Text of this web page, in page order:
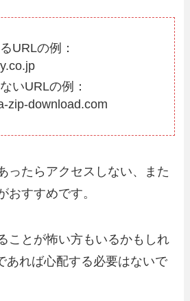
URLの例：
いURLの例：
zip-download.com
ったらアクセスしない、また
おすすめです。
ことが怖い方もいるかもしれ
あれば心配する必要はないで